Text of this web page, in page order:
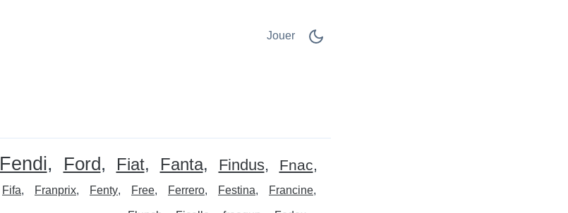
Jouer
Fendi Ford Fiat Fanta Findus Fnac
Fifa Franprix Fenty Free Ferrero Festina Francine